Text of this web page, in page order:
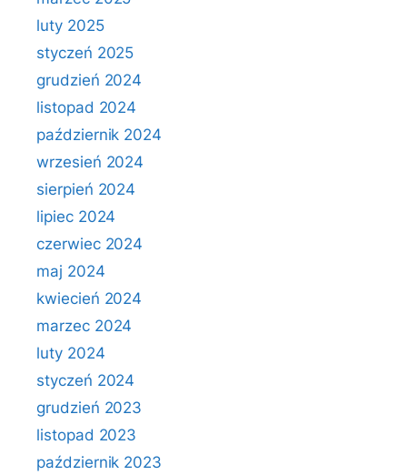
luty 2025
styczeń 2025
grudzień 2024
listopad 2024
październik 2024
wrzesień 2024
sierpień 2024
lipiec 2024
czerwiec 2024
maj 2024
kwiecień 2024
marzec 2024
luty 2024
styczeń 2024
grudzień 2023
listopad 2023
październik 2023